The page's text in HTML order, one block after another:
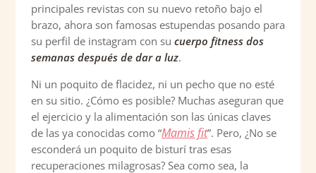
principales revistas con su nuevo retoño bajo el
brazo, ahora son famosas estupendas posando para
su perfil de instagram con su cuerpo fitness dos
semanas después de dar a luz.
Ni un poquito de flacidez, ni un pecho que no esté
en su sitio. ¿Cómo es posible? Muchas aseguran que
el ejercicio y la alimentación son las únicas claves
de las ya conocidas como “Mamis fit”. Pero, ¿No se
esconderá un poquito de bisturí tras esas
recuperaciones milagrosas? Sea como sea, la